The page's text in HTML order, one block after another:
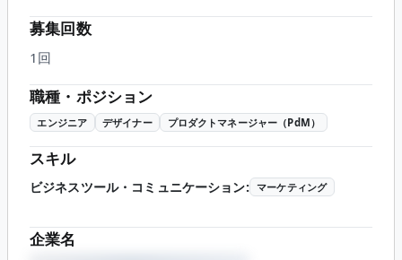
募集回数
1回
職種・ポジション
エンジニア デザイナー プロダクトマネージャー（PdM）
スキル
ビジネスツール・コミュニケーション: マーケティング
企業名